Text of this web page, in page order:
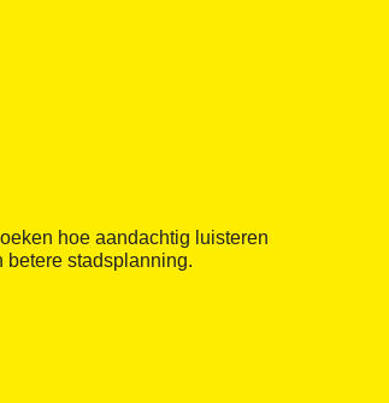
hoe aandachtig luisteren
betere stadsplanning.